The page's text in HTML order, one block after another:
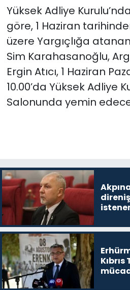
Yüksek Adliye
göre, 1 Haziran
üzere Yargıçlığa
Sim Karahasanoğlu,
Ergin Atıcı, 1 Haziran
10.00’da Yüksek Adliye
Salonunda yemin
Spor
Teknoloji
TÜRKiYE
Video Galeri